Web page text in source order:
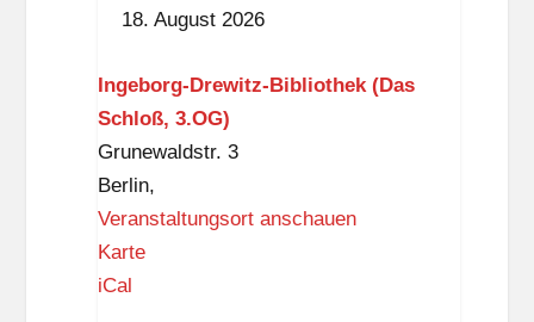
18. August 2026
Ingeborg-Drewitz-Bibliothek (Das
Schloß, 3.OG)
Grunewaldstr. 3
Berlin,
Veranstaltungsort anschauen
KarteI
iCal